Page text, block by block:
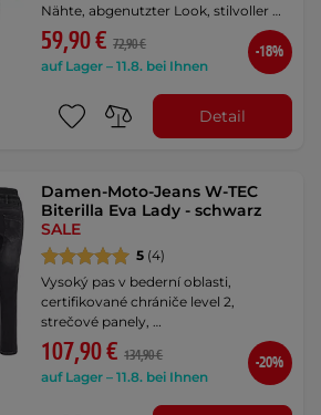
Nähte, abgenutzter Look, stilvoller …
59,90 € 72,90 €
auf Lager – 11.8. bei Ihnen
-18%
Detail
Damen-Moto-Jeans W-TEC
Biterilla Eva Lady - schwarz
SALE
5 (4)
Vysoký pas v bederní oblasti,
certifikované chrániče level 2,
strečové panely, …
107,90 € 134,90 €
auf Lager – 11.8. bei Ihnen
-20%